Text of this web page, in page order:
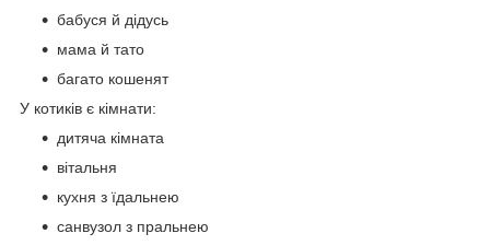
бабуся й дідусь
мама й тато
багато кошенят
У котиків є кімнати:
дитяча кімната
вітальня
кухня з їдальнею
санвузол з пральнею